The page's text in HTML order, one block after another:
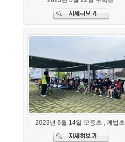
2023년 6월 14일 모동초 , 괘법초